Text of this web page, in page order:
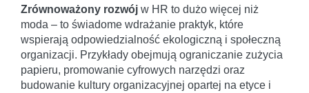
Zrównoważony rozwój w HR to dużo więcej niż
moda – to świadome wdrażanie praktyk, które
wspierają odpowiedzialność ekologiczną i społeczną
organizacji. Przykłady obejmują ograniczanie zużycia
papieru, promowanie cyfrowych narzędzi oraz
budowanie kultury organizacyjnej opartej na etyce i